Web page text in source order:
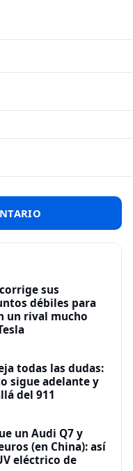
sus
débiles para
un rival mucho
todas las dudas:
sigue adelante y
del 911
un Audi Q7 y
(en China): así
eléctrico de